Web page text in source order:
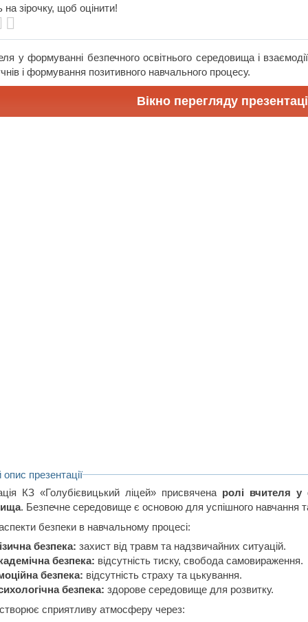
на зірочку, щоб оцінити!
у формуванні безпечного освітнього середовища і
і формування позитивного навчального процесу.
Вікно перегляду
презентації
КЗ «Голубієвицький ліцей» присвячена ролі вчителя у
. Безпечне середовище є основою для успішного навчання
безпеки в навчальному процесі:
безпека: захист від травм та надзвичайних ситуацій.
безпека: відсутність тиску, свобода самовираження.
безпека: відсутність страху та цькування.
безпека: здорове середовище для розвитку.
сприятливу атмосферу через: